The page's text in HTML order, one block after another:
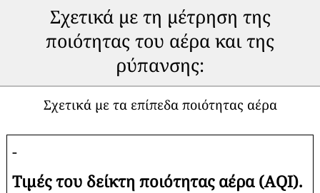
Σχετικά με τη μέτρηση της
ποιότητας του αέρα και της
ρύπανσης:
Σχετικά με τα επίπεδα ποιότητας αέρα
-
Τιμές του δείκτη ποιότητας αέρα (AQI).